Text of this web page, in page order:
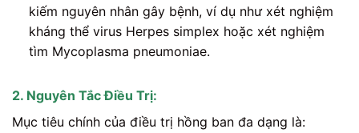
kiếm nguyên nhân gây bệnh, ví dụ như xét nghiệm
kháng thể virus Herpes simplex hoặc xét nghiệm
tìm Mycoplasma pneumoniae.
2. Nguyên Tắc Điều Trị:
Mục tiêu chính của điều trị hồng ban đa dạng là: